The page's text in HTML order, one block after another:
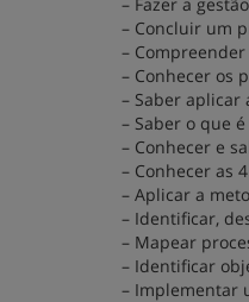
– Concluir um
–
– Conhecer os
– Saber aplicar
– Saber o que
– Conhecer e
– Conhecer as
– Aplicar a
– Identificar,
– Mapear
– Identificar
– Implementar